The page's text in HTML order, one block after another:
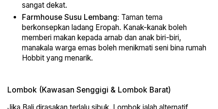
sangat dekat.
Farmhouse Susu Lembang: Taman tema
berkonsepkan ladang Eropah. Kanak-kanak boleh
memberi makan kepada arnab dan anak biri-biri,
manakala warga emas boleh menikmati seni bina rumah
Hobbit yang menarik.
Lombok (Kawasan Senggigi & Lombok Barat)